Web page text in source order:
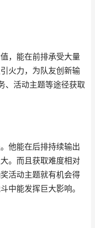
，能在前排承受大量
火力，为队友创新输
、活动主题等途径获取
他能在后排持续输出
。而且获取难度相对
活动主题就有机会得
中能发挥巨大影响。